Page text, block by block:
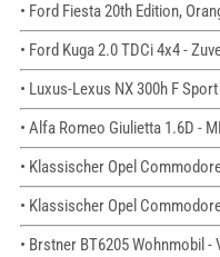
• Ford Fiesta 20th Edition,
• Ford Kuga 2.0 TDCi 4x4 -
• Luxus-Lexus NX 300h F
• Alfa Romeo Giulietta 1.6D -
• Klassischer Opel
• Klassischer Opel
• Brstner BT6205 Wohnmobil